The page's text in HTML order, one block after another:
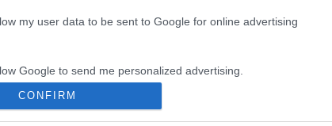
my user data to be sent to Google for online advertising
Google to send me personalized advertising.
Google to enable storage related to analytics like cookies on
CONFIRM
Πήλιο: Δεν από τα πιο γνωστά χωριά του είναι όμως από
25 Οκτωβρίου 2022, 13:03
Το Πήλιο είναι ένας υπέροχος προορισμός για όλο τον χρόνο και σε